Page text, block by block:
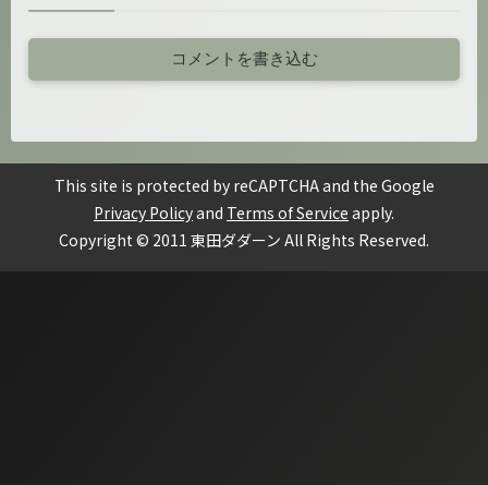
コメントを書き込む
This site is protected by reCAPTCHA and the Google
Privacy Policyand Terms of Service apply.
Copyright © 2011 東田ダダーン All Rights Reserved.